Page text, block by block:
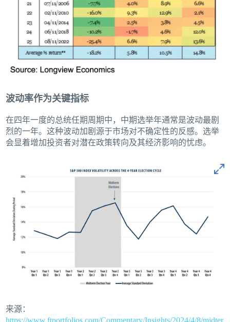
波动率作为关键指标
在四年一度的总统任期周期中，中期选举年通常是波动最剧
烈的一年。这种波动加剧源于市场对不确定性的反感。选举
会显着增加投资者对潜在政策转向及其经济影响的忧虑。
来源：